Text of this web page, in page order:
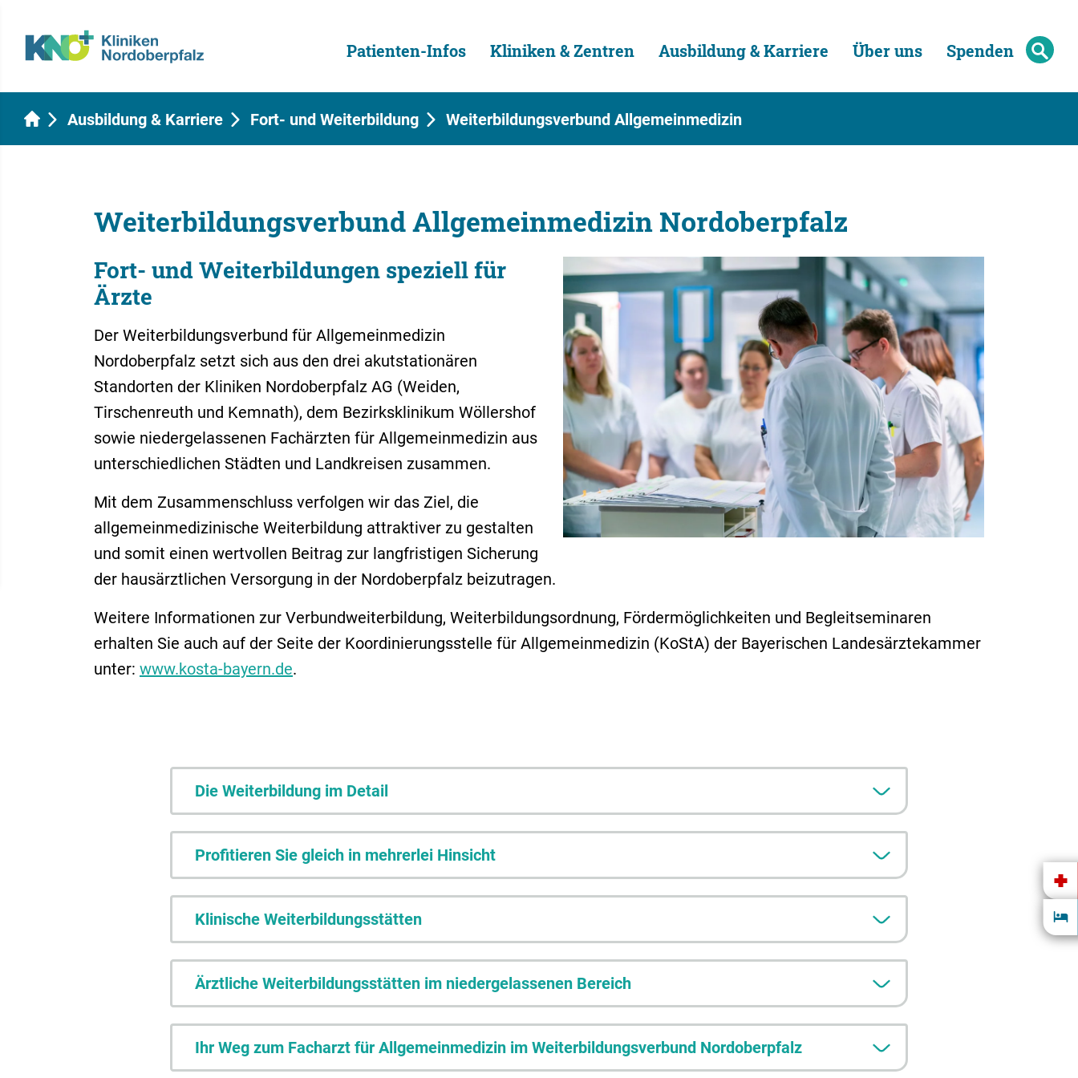
Patienten-Infos Kliniken & Zentren Ausbildung & Karriere Über uns Spenden
Ausbildung & Karriere Fort- und Weiterbildung Weiterbildungsverbund Allgemeinmedizin
Weiterbildungsverbund Allgemeinmedizin Nordoberpfalz
Fort- und Weiterbildungen speziell für
Ärzte
Der Weiterbildungsverbund für Allgemeinmedizin
Nordoberpfalz setzt sich aus den drei akutstationären
Standorten der Kliniken Nordoberpfalz AG (Weiden,
Tirschenreuth und Kemnath), dem Bezirksklinikum Wöllershof
sowie niedergelassenen Fachärzten für Allgemeinmedizin aus
unterschiedlichen Städten und Landkreisen zusammen.
Mit dem Zusammenschluss verfolgen wir das Ziel, die
allgemeinmedizinische Weiterbildung attraktiver zu gestalten
und somit einen wertvollen Beitrag zur langfristigen Sicherung
der hausärztlichen Versorgung in der Nordoberpfalz beizutragen.
Weitere Informationen zur Verbundweiterbildung, Weiterbildungsordnung, Fördermöglichkeiten und Begleitseminaren
erhalten Sie auch auf der Seite der Koordinierungsstelle für Allgemeinmedizin (KoStA) der Bayerischen Landesärztekammer
unter: www.kosta-bayern.de.
Die Weiterbildung im Detail
Profitieren Sie gleich in mehrerlei Hinsicht
Klinische Weiterbildungsstätten
Ärztliche Weiterbildungsstätten im niedergelassenen Bereich
Ihr Weg zum Facharzt für Allgemeinmedizin im Weiterbildungsverbund Nordoberpfalz